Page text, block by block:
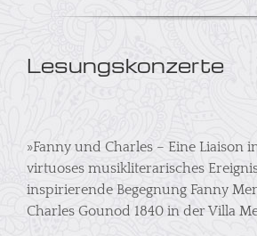
Lesungskonzerte
»Fanny und Charles – Eine Liaison
virtuoses musikliterarisches
inspirierende Begegnung Fanny
Charles Gounod 1840 in der Villa